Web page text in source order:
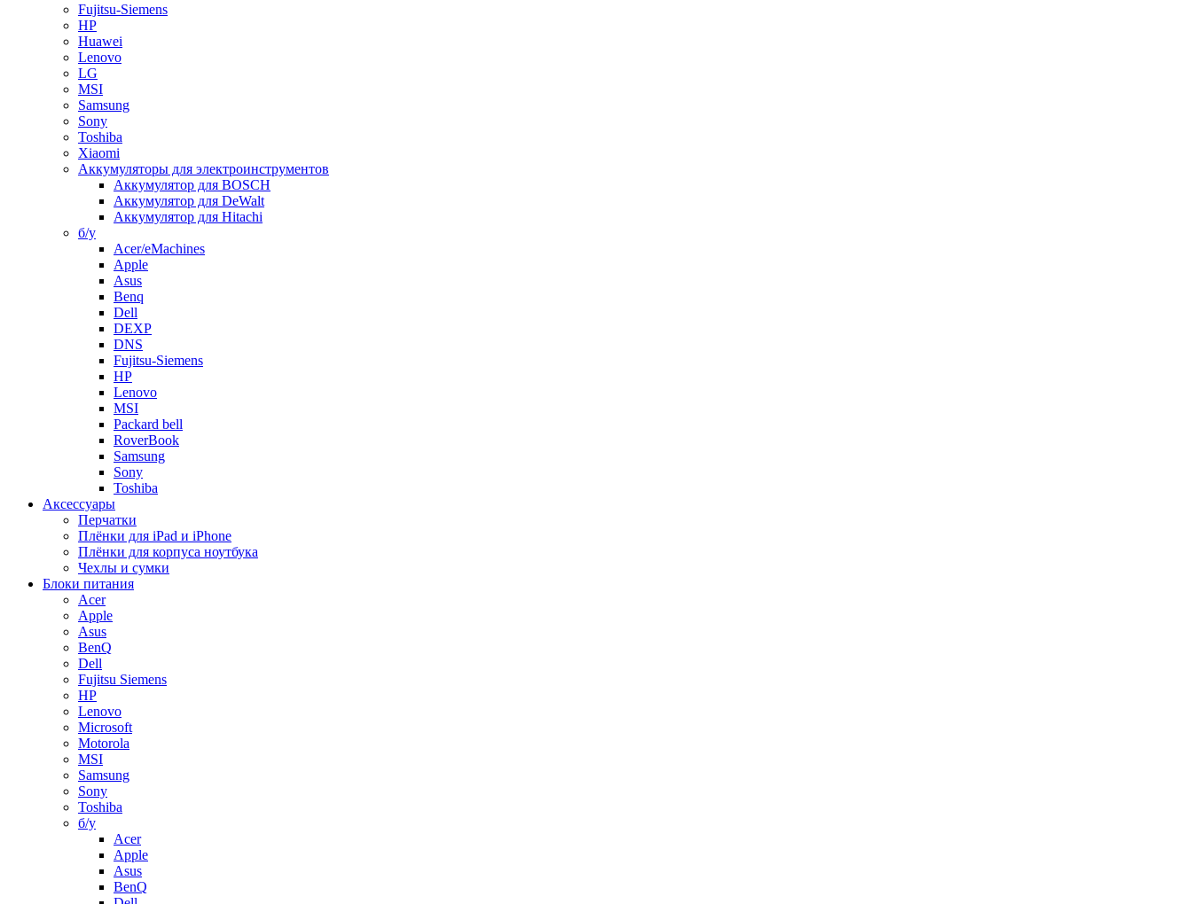
Fujitsu-Siemens
HP
Huawei
Lenovo
LG
MSI
Samsung
Sony
Toshiba
Xiaomi
Аккумуляторы для электроинструментов
Аккумулятор для BOSCH
Аккумулятор для DeWalt
Аккумулятор для Hitachi
б/у
Acer/eMachines
Apple
Asus
Benq
Dell
DEXP
DNS
Fujitsu-Siemens
HP
Lenovo
MSI
Packard bell
RoverBook
Samsung
Sony
Toshiba
Аксессуары
Перчатки
Плёнки для iPad и iPhone
Плёнки для корпуса ноутбука
Чехлы и сумки
Блоки питания
Acer
Apple
Asus
BenQ
Dell
Fujitsu Siemens
HP
Lenovo
Microsoft
Motorola
MSI
Samsung
Sony
Toshiba
б/у
Acer
Apple
Asus
BenQ